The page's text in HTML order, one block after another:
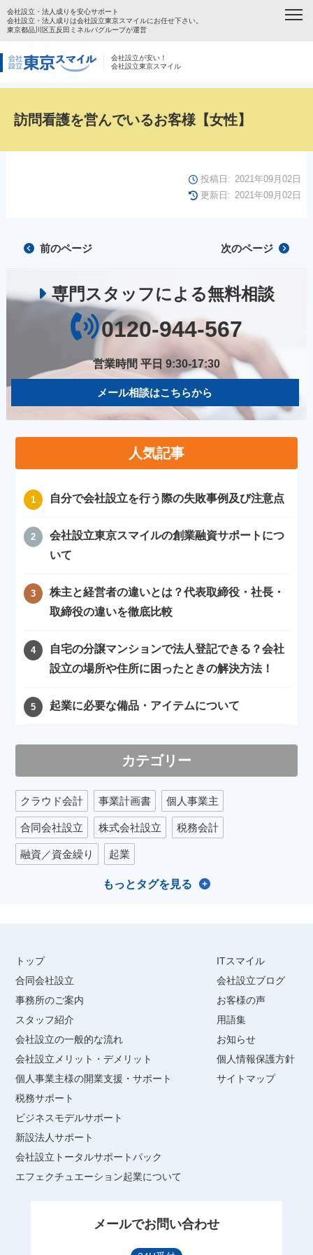
会社設立・法人成りを安心サポート
会社設立・法人成りは会社設立東京スマイルにお任せ下さい。
東京都品川区五反田ミネルバグループが運営
会社設立が安い！
会社設立東京スマイル
訪問看護を営んでいるお客様【女性】
投稿日: 2021年09月02日
更新日: 2021年09月02日
前のページ 次のページ
専門スタッフによる無料相談
0120-944-567
営業時間 平日 9:30-17:30
メール相談はこちらから
人気記事
自分で会社設立を行う際の失敗事例及び注意点
会社設立東京スマイルの創業融資サポートにつ
いて
株主と経営者の違いとは？代表取締役・社長・
取締役の違いを徹底比較
自宅の分譲マンションで法人登記できる？会社
設立の場所や住所に困ったときの解決方法！
起業に必要な備品・アイテムについて
カテゴリー
クラウド会計 事業計画書 個人事業主
合同会社設立 株式会社設立 税務会計
融資／資金繰り 起業
もっとタグを見る
トップ
合同会社設立
事務所のご案内
スタッフ紹介
会社設立の一般的な流れ
会社設立メリット・デメリット
個人事業主様の開業支援・サポート
税務サポート
ビジネスモデルサポート
新設法人サポート
会社設立トータルサポートパック
エフェクチュエーション起業について
ITスマイル
会社設立ブログ
お客様の声
用語集
お知らせ
個人情報保護方針
サイトマップ
メールでお問い合わせ